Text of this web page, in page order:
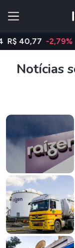
-2,79%
Notícias